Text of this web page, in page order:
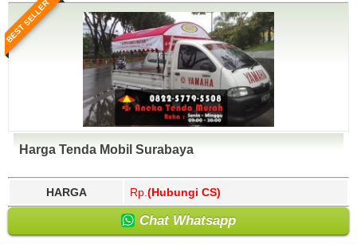
BEST SELLER
Harga Tenda Mobil Surabaya
HARGA Rp. (Hubungi CS)
Chat Whatsapp